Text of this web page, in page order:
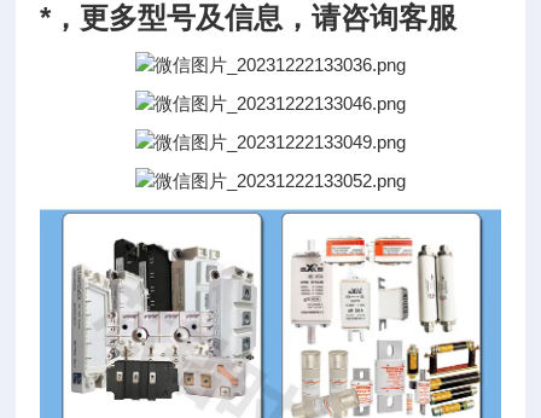
* ，更多型号及信息，请咨询客服